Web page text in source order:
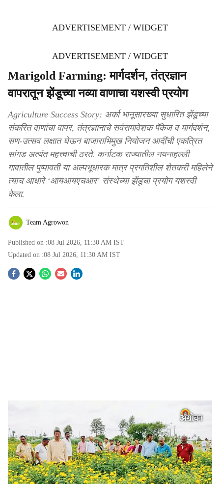
ADVERTISEMENT / WIDGET
ADVERTISEMENT / WIDGET
Marigold Farming: मार्गदर्शन, तंत्रज्ञान
वापरातून झेंडूच्या नव्या वाणाचा यशस्वी प्रयोग
Agriculture Success Story: अर्का भानूसारख्या सुधारित झेंडूच्या
संकरित वाणांचा वापर, तंत्रज्ञानाचे सर्वसमावेशक पॅकेज व मार्गदर्शन,
सण-उत्सव लक्षात घेऊन बाजाराभिमुख नियोजन आदींची एकत्रित
सांगड अत्यंत महत्त्वाची ठरते. कर्नाटक राज्यातील नयनाहल्ली
गावातील पुष्पावती या अल्पभूधारक मात्र प्रगतिशील शेतकरी महिलेने
त्याच आधारे ‘आयआयएचआर’ संस्थेच्या झेंडूचा प्रयोग यशस्वी
केला.
Team Agrowon
Published on :08 Jul 2026, 11:30 AM IST
Updated on :08 Jul 2026, 11:30 AM IST
S
a
r
e
Successful Marigold Farming Techniques:अर्का
भानूसारख्या सुधारित झेंडूच्या संकरित वाणांचा वापर, तंत्रज्ञानाचे
सर्वसमावेशक पॅकेज व मार्गदर्शन, सण-उत्सव लक्षात घेऊन
बाजाराभिमुख नियोजन आदींची एकत्रित सांगड अत्यंत महत्त्वाची
ठरते. कर्नाटक राज्यातील नयनाहल्ली गावातील पुष्पावती या